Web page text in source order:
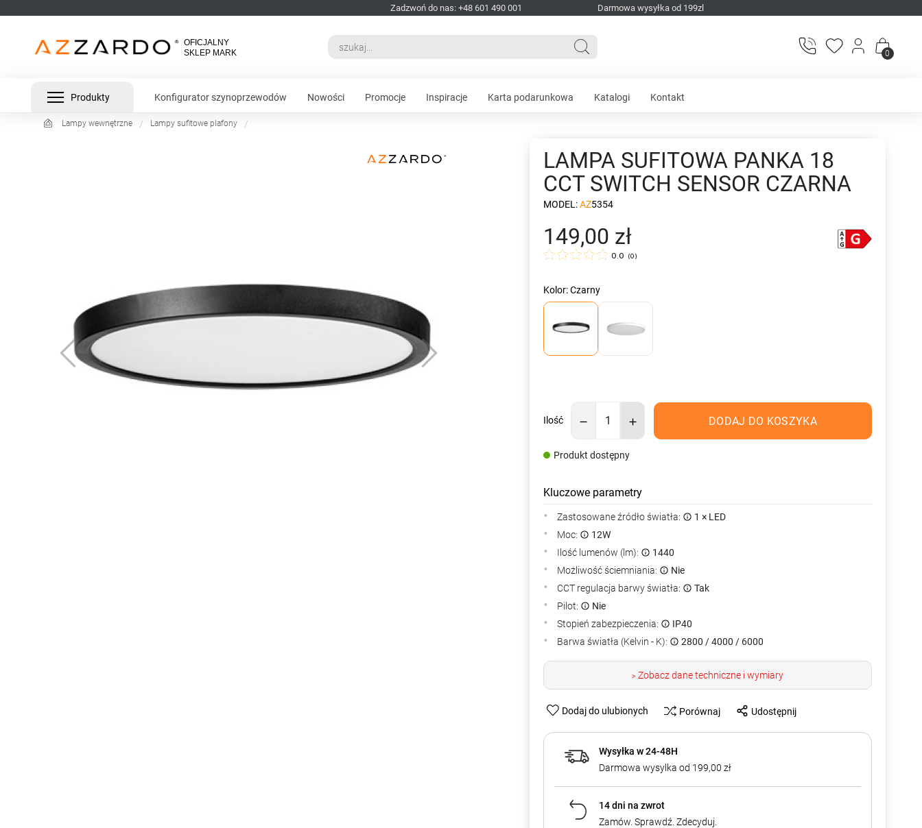
Zadzwoń do nas: +48 601 490 001 Darmowa wysyłka od 199zl
0
Produkty Konfigurator szynoprzewodów Nowości Promocje Inspiracje Karta podarunkowa Katalogi Kontakt
Lampy wewnętrzne Lampy sufitowe plafony
LAMPA SUFITOWA PANKA 18
CCT SWITCH SENSOR CZARNA
MODEL:AZ5354
149,00 zł
0.0 (0)
Kolor: Czarny
Ilość DODAJ DO KOSZYKA
Produkt dostępny
Kluczowe parametry
Zastosowane źródło światła:
1 × LED
Moc:
12W
Ilość lumenów (lm):
1440
Możliwość ściemniania:
Nie
CCT regulacja barwy światła:
Tak
Pilot:
Nie
Stopień zabezpieczenia:
IP40
Barwa światła (Kelvin - K):
2800 / 4000 / 6000
> Zobacz dane techniczne i wymiary
Dodaj do ulubionych Porównaj Udostępnij
Wysyłka w 24-48H
Darmowa wysylka od 199,00 zł
14 dni na zwrot
Zamów. Sprawdź. Zdecyduj.